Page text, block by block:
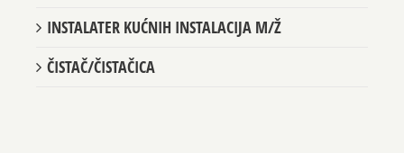
INSTALATER KUĆNIH INSTALACIJA M/Ž
ČISTAČ/ČISTAČICA